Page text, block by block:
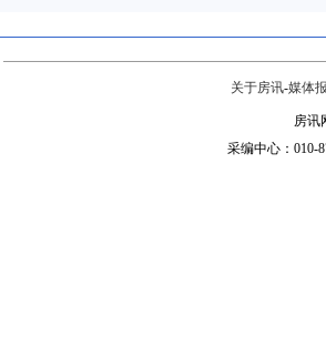
关于房讯-媒体
房讯
采编中心：010-